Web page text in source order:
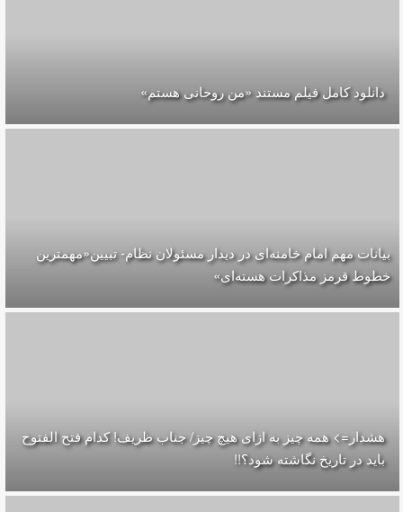
دانلود کامل فیلم مستند «من روحانی هستم»
بیانات مهم امام خامنه‌ای در دیدار مسئولان نظام- تبیین«مهمترین
خطوط قرمز مذاکرات هسته‌ای»
هشدار=> همه چیز به ازای هیچ چیز/ جناب ظریف! کدام فتح الفتوح
باید در تاریخ نگاشته شود؟!!